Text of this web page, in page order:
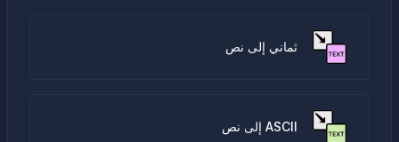
ثماني إلى نص
ASCII إلى نص